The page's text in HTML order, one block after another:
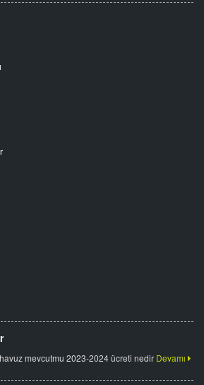
mevcutmu 2023-2024 ücreti nedir Devamı